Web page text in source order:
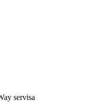
servisa